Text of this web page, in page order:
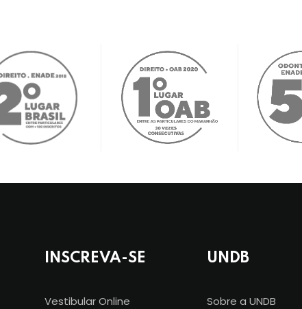
INSCREVA-SE
Vestibular Online
UNDB
Sobre a UNDB